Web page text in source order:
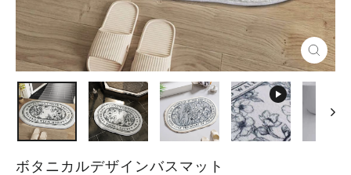
ボタニカルデザインバスマット